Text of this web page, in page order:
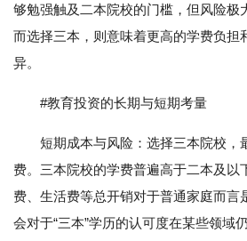
够勉强触及二本院校的门槛，但风险极
而选择三本，则意味着更高的学费负担
异。
#教育投资的长期与短期考量
短期成本与风险：选择三本院校，
费。三本院校的学费普遍高于二本及以
费、生活费等总开销对于普通家庭而言
会对于“三本”学历的认可度在某些领域